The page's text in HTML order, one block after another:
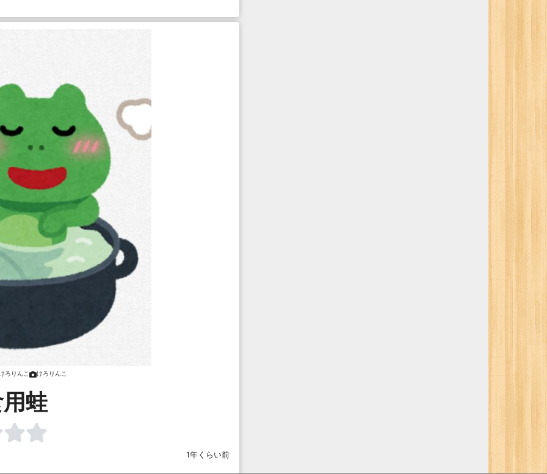
ろりんこ けろりんこ
蛙
1年くらい前